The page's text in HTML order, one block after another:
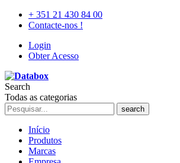
+ 351 21 430 84 00
Contacte-nos !
Login
Obter Acesso
Search
Todas as categorias
search
Início
Produtos
Marcas